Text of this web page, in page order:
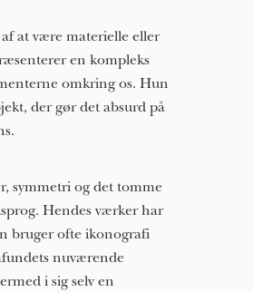
at være materielle eller
en kompleks
omkring os. Hun
der gør det absurd på
symmetri og det tomme
Hendes værker har
bruger ofte ikonografi
nuværende
i sig selv en